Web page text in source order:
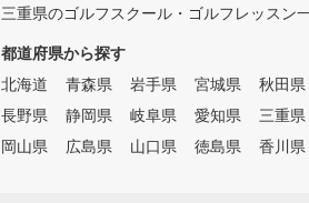
三重県のゴルフスクール・ゴルフレッスン
都道府県から探す
北海道
青森県 岩手県 宮城県 秋田県
長野県
静岡県 岐阜県 愛知県 三重県
岡山県
広島県 山口県 徳島県 香川県